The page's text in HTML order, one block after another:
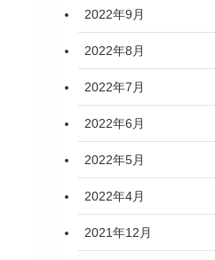
2022年9月
2022年8月
2022年7月
2022年6月
2022年5月
2022年4月
2021年12月